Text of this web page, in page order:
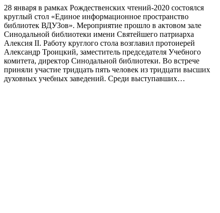
28 января в рамках Рождественских чтений-2020 состоялся
круглый стол «Единое информационное пространство
библиотек ВДУЗов». Мероприятие прошло в актовом зале
Синодальной библиотеки имени Святейшего патриарха
Алексия II. Работу круглого стола возглавил протоиерей
Александр Троицкий, заместитель председателя Учебного
комитета, директор Синодальной библиотеки. Во встрече
приняли участие тридцать пять человек из тридцати высших
духовных учебных заведений. Среди выступавших…